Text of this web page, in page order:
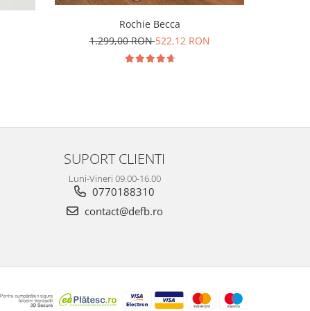
Rochie Becca
1.299,00 RON522,12 RON
SUPORT CLIENTI
Luni-Vineri 09.00-16.00
0770188310
contact@defb.ro